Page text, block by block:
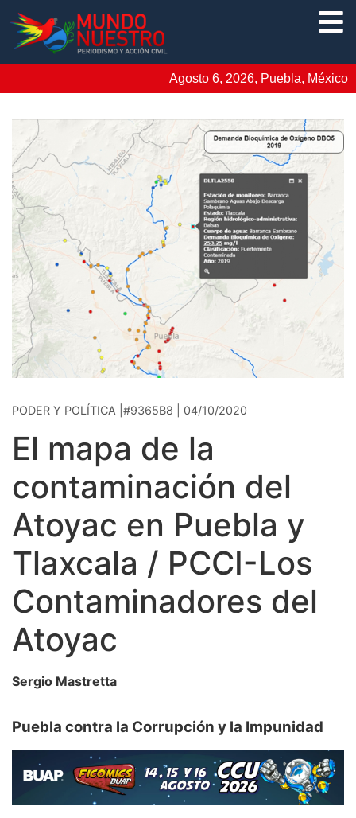
Agosto 6, 2026, Puebla, México
PODER Y POLÍTICA |#9365B8 | 04/10/2020
El mapa de la
contaminación del
Atoyac en Puebla y
Tlaxcala / PCCI-Los
Contaminadores del
Atoyac
Sergio Mastretta
Puebla contra la Corrupción y la Impunidad